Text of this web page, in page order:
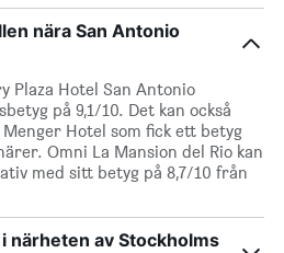
nära San Antonio
Plaza Hotel San Antonio
på 9,1/10. Det kan också
Hotel som fick ett betyg
Omni La Mansion del Rio kan
med sitt betyg på 8,7/10 från
närheten av Stockholms